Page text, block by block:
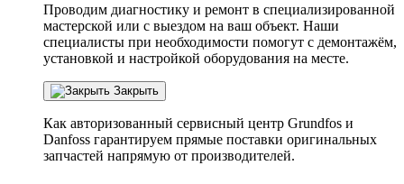
Проводим диагностику и ремонт в специализированной
мастерской или с выездом на ваш объект. Наши
специалисты при необходимости помогут с демонтажём,
установкой и настройкой оборудования на месте.
Закрыть
Как авторизованный сервисный центр Grundfos и
Danfoss гарантируем прямые поставки оригинальных
запчастей напрямую от производителей.